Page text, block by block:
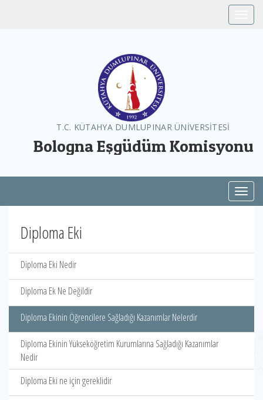
T.C. KÜTAHYA DUMLUPINAR ÜNİVERSİTESİ
Bologna Eşgüdüm Komisyonu
Diploma Eki
Diploma Eki Nedir
Diploma Ek Ne Değildir
Diploma Ekinin Öğrencilere Sağladığı Kazanımlar Nelerdir
Diploma Ekinin Yükseköğretim Kurumlarına Sağladığı Kazanımlar
Nedir
Diploma Eki ne için gereklidir